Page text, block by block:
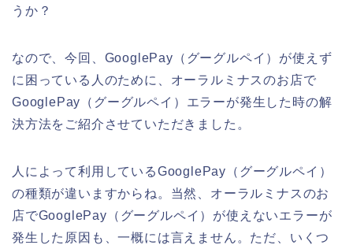
うか？
なので、今回、GooglePay（グーグルペイ）が使えず
に困っている人のために、オーラルミナスのお店で
GooglePay（グーグルペイ）エラーが発生した時の解
決方法をご紹介させていただきました。
人によって利用しているGooglePay（グーグルペイ）
の種類が違いますからね。当然、オーラルミナスのお
店でGooglePay（グーグルペイ）が使えないエラーが
発生した原因も、一概には言えません。ただ、いくつ